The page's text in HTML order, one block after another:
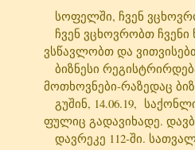
სოფელში, ჩვენ
ჩვენ ვცხოვრობთ ჩვენი
ვსწავლობთ და
ბიზნესი
მოთხოვნები-რაზედაც
გუშინ, 14.06.19,
ფულიც გადავიხადე.
დავრეკე 112-ში.